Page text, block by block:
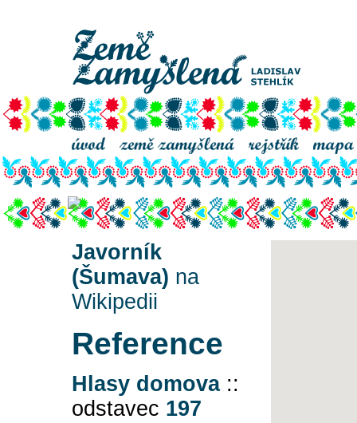
Javorník
(Šumava) na
Wikipedii
Reference
Hlasy domova::
odstavec 197